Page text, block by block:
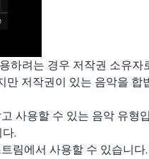
하려는 경우 저작권 소유자
만 저작권이 있는 음악을 합
사용할 수 있는 음악 유형
.
림에서 사용할 수 있습니다